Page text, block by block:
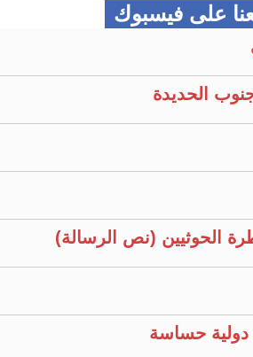
على فيسبوك
الحديدة
الحوثيين (نص الرسالة)
حساسة